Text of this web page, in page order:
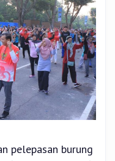
pelepasan burung